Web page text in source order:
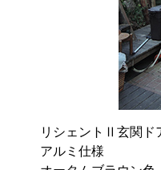
リシェントⅡ玄関ド
アルミ仕様